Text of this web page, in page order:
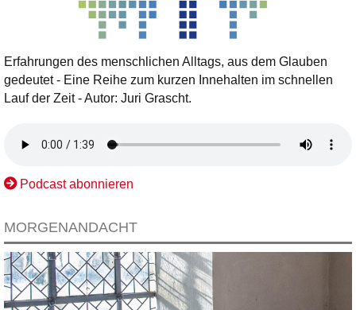
Erfahrungen des menschlichen Alltags, aus dem Glauben
gedeutet - Eine Reihe zum kurzen Innehalten im schnellen
Lauf der Zeit - Autor: Juri Grascht.
Podcast abonnieren
MORGENANDACHT